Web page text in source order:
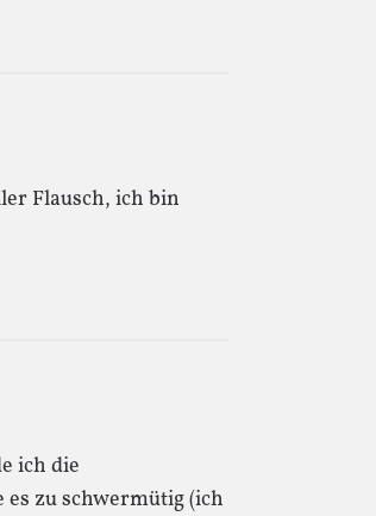
Flausch, ich bin
ich die
zu schwermütig (ich